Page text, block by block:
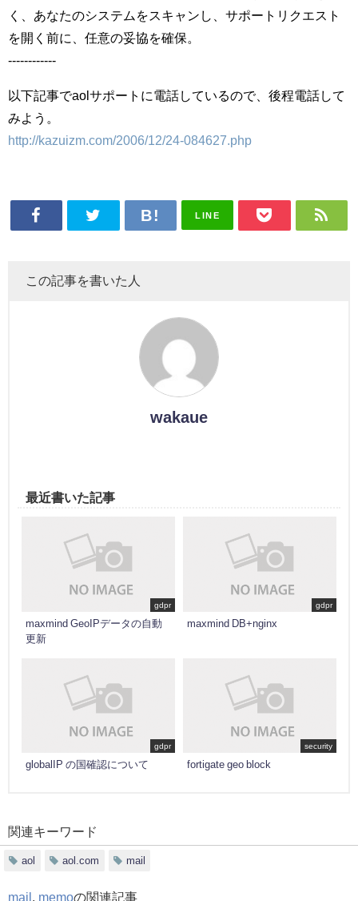
く、あなたのシステムをスキャンし、サポートリクエスト
を開く前に、任意の妥協を確保。
------------
以下記事でaolサポートに電話しているので、後程電話して
みよう。
http://kazuizm.com/2006/12/24-084627.php
LINE
この記事を書いた人
wakaue
最近書いた記事
gdpr
maxmind GeoIPデータの自動
更新
gdpr
maxmind DB+nginx
gdpr
globalIP の国確認について
security
fortigate geo block
関連キーワード
aol aol.com mail
mail memoの関連記事